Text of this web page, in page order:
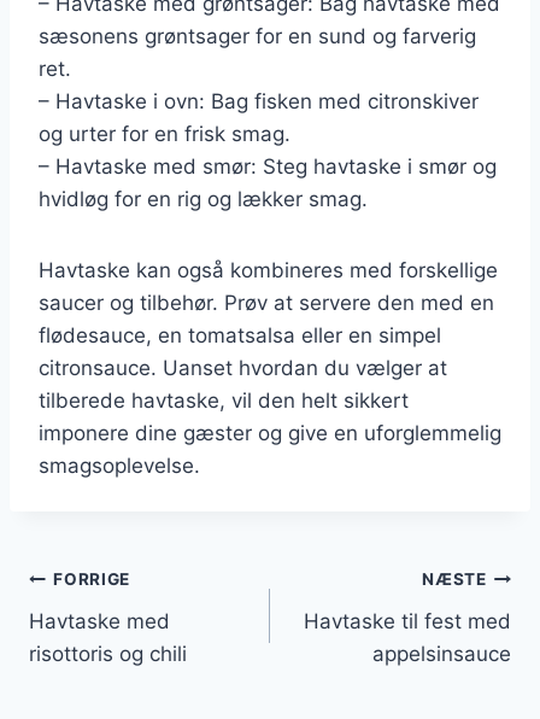
sæsonens grøntsager for en sund og farverig
ret.
– Havtaske i ovn: Bag fisken med citronskiver
og urter for en frisk smag.
– Havtaske med smør: Steg havtaske i smør og
hvidløg for en rig og lækker smag.
Havtaske kan også kombineres med forskellige
saucer og tilbehør. Prøv at servere den med en
flødesauce, en tomatsalsa eller en simpel
citronsauce. Uanset hvordan du vælger at
tilberede havtaske, vil den helt sikkert
imponere dine gæster og give en uforglemmelig
smagsoplevelse.
Indlægsnavigation
FORRIGE
Havtaske med
risottoris og chili
NÆSTE
Havtaske til fest med
appelsinsauce